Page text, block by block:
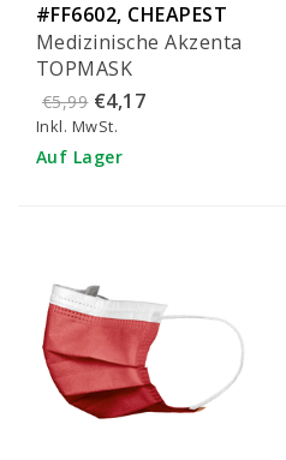
#FF6602, CHEAPEST
IN EU!
Medizinische Akzenta
TOPMASK
fuchsienfarbene
IIR/2R Mundmasken
mit Gummiband 50
€5,99 €4,17
Inkl. MwSt.
Auf Lager